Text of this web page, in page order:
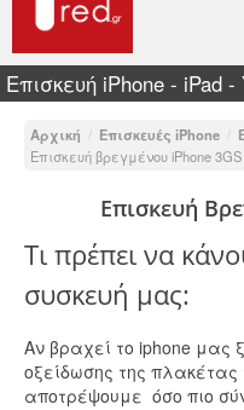
Επισκευή iPhone - iPad
Αρχική / Επισκευές iPhone /
Eπισκευή βρεγμένου iPhone 3GS
Επισκευή
Τι πρέπει να
συσκευή μας:
Αν βραχεί το iphone μας
οξείδωσης της πλακέτας
αποτρέψουμε όσο πιο